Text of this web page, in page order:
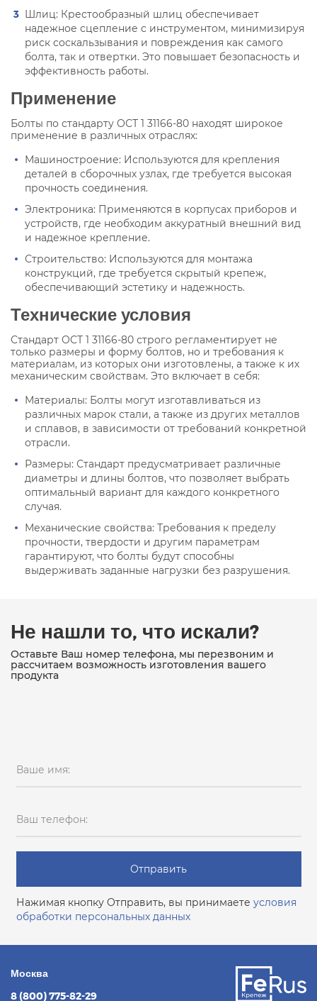
Шлиц: Крестообразный шлиц обеспечивает
надежное сцепление с инструментом, минимизируя
риск соскальзывания и повреждения как самого
болта, так и отвертки. Это повышает безопасность и
эффективность работы.
Применение
Болты по стандарту ОСТ 1 31166-80 находят широкое
применение в различных отраслях:
Машиностроение: Используются для крепления
деталей в сборочных узлах, где требуется высокая
прочность соединения.
Электроника: Применяются в корпусах приборов и
устройств, где необходим аккуратный внешний вид
и надежное крепление.
Строительство: Используются для монтажа
конструкций, где требуется скрытый крепеж,
обеспечивающий эстетику и надежность.
Технические условия
Стандарт ОСТ 1 31166-80 строго регламентирует не
только размеры и форму болтов, но и требования к
материалам, из которых они изготовлены, а также к их
механическим свойствам. Это включает в себя:
Материалы: Болты могут изготавливаться из
различных марок стали, а также из других металлов
и сплавов, в зависимости от требований конкретной
отрасли.
Размеры: Стандарт предусматривает различные
диаметры и длины болтов, что позволяет выбрать
оптимальный вариант для каждого конкретного
случая.
Механические свойства: Требования к пределу
прочности, твердости и другим параметрам
гарантируют, что болты будут способны
выдерживать заданные нагрузки без разрушения.
Не нашли то, что искали?
Оставьте Ваш номер телефона, мы перезвоним и
рассчитаем возможность изготовления вашего
продукта
Ваше имя:
Ваш телефон:
Отправить
Нажимая кнопку Отправить, вы принимаете условия
обработки персональных данных
Москва
8 (800) 775-82-29